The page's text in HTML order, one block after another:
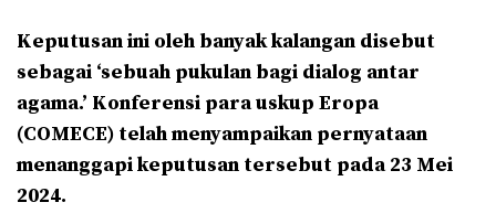
Keputusan ini oleh banyak kalangan disebut
sebagai ‘sebuah pukulan bagi dialog antar
agama.’ Konferensi para uskup Eropa
(COMECE) telah menyampaikan pernyataan
menanggapi keputusan tersebut pada 23 Mei
2024.